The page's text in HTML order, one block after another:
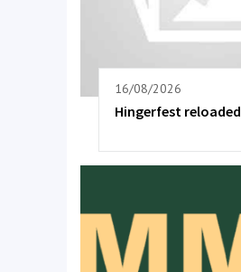
16/08/2026
Hingerfest reloaded